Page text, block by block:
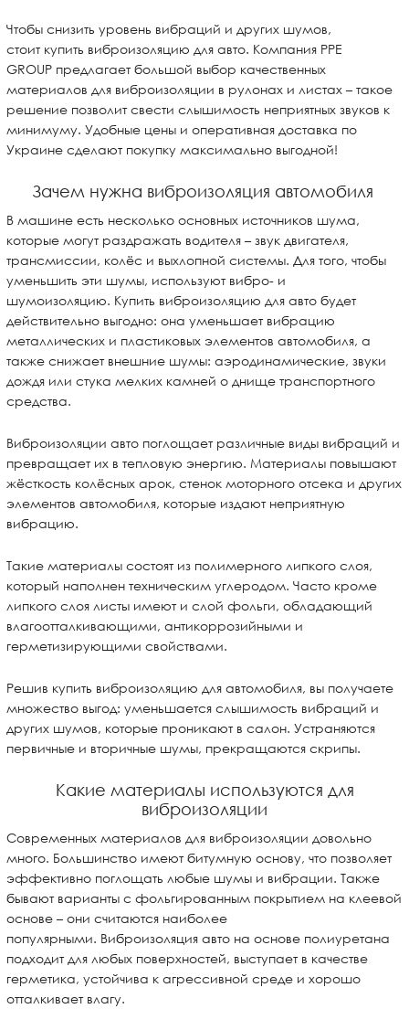
Чтобы снизить уровень вибраций и других шумов,
стоит купить виброизоляцию для авто. Компания PPE
GROUP предлагает большой выбор качественных
материалов для виброизоляции в рулонах и листах – такое
решение позволит свести слышимость неприятных звуков к
минимуму. Удобные цены и оперативная доставка по
Украине сделают покупку максимально выгодной!
Зачем нужна виброизоляция автомобиля
В машине есть несколько основных источников шума,
которые могут раздражать водителя – звук двигателя,
трансмиссии, колёс и выхлопной системы. Для того, чтобы
уменьшить эти шумы, используют вибро- и
шумоизоляцию. Купить виброизоляцию для авто будет
действительно выгодно: она уменьшает вибрацию
металлических и пластиковых элементов автомобиля, а
также снижает внешние шумы: аэродинамические, звуки
дождя или стука мелких камней о днище транспортного
средства.
Виброизоляции авто поглощает различные виды вибраций и
превращает их в тепловую энергию. Материалы повышают
жёсткость колёсных арок, стенок моторного отсека и других
элементов автомобиля, которые издают неприятную
вибрацию.
Такие материалы состоят из полимерного липкого слоя,
который наполнен техническим углеродом. Часто кроме
липкого слоя листы имеют и слой фольги, обладающий
влагоотталкивающими, антикоррозийными и
герметизирующими свойствами.
Решив купить виброизоляцию для автомобиля, вы получаете
множество выгод: уменьшается слышимость вибраций и
других шумов, которые проникают в салон. Устраняются
первичные и вторичные шумы, прекращаются скрипы.
Какие материалы используются для
виброизоляции
Современных материалов для виброизоляции довольно
много. Большинство имеют битумную основу, что позволяет
эффективно поглощать любые шумы и вибрации. Также
бывают варианты с фольгированным покрытием на клеевой
основе – они считаются наиболее
популярными. Виброизоляция авто на основе полиуретана
подходит для любых поверхностей, выступает в качестве
герметика, устойчива к агрессивной среде и хорошо
отталкивает влагу.